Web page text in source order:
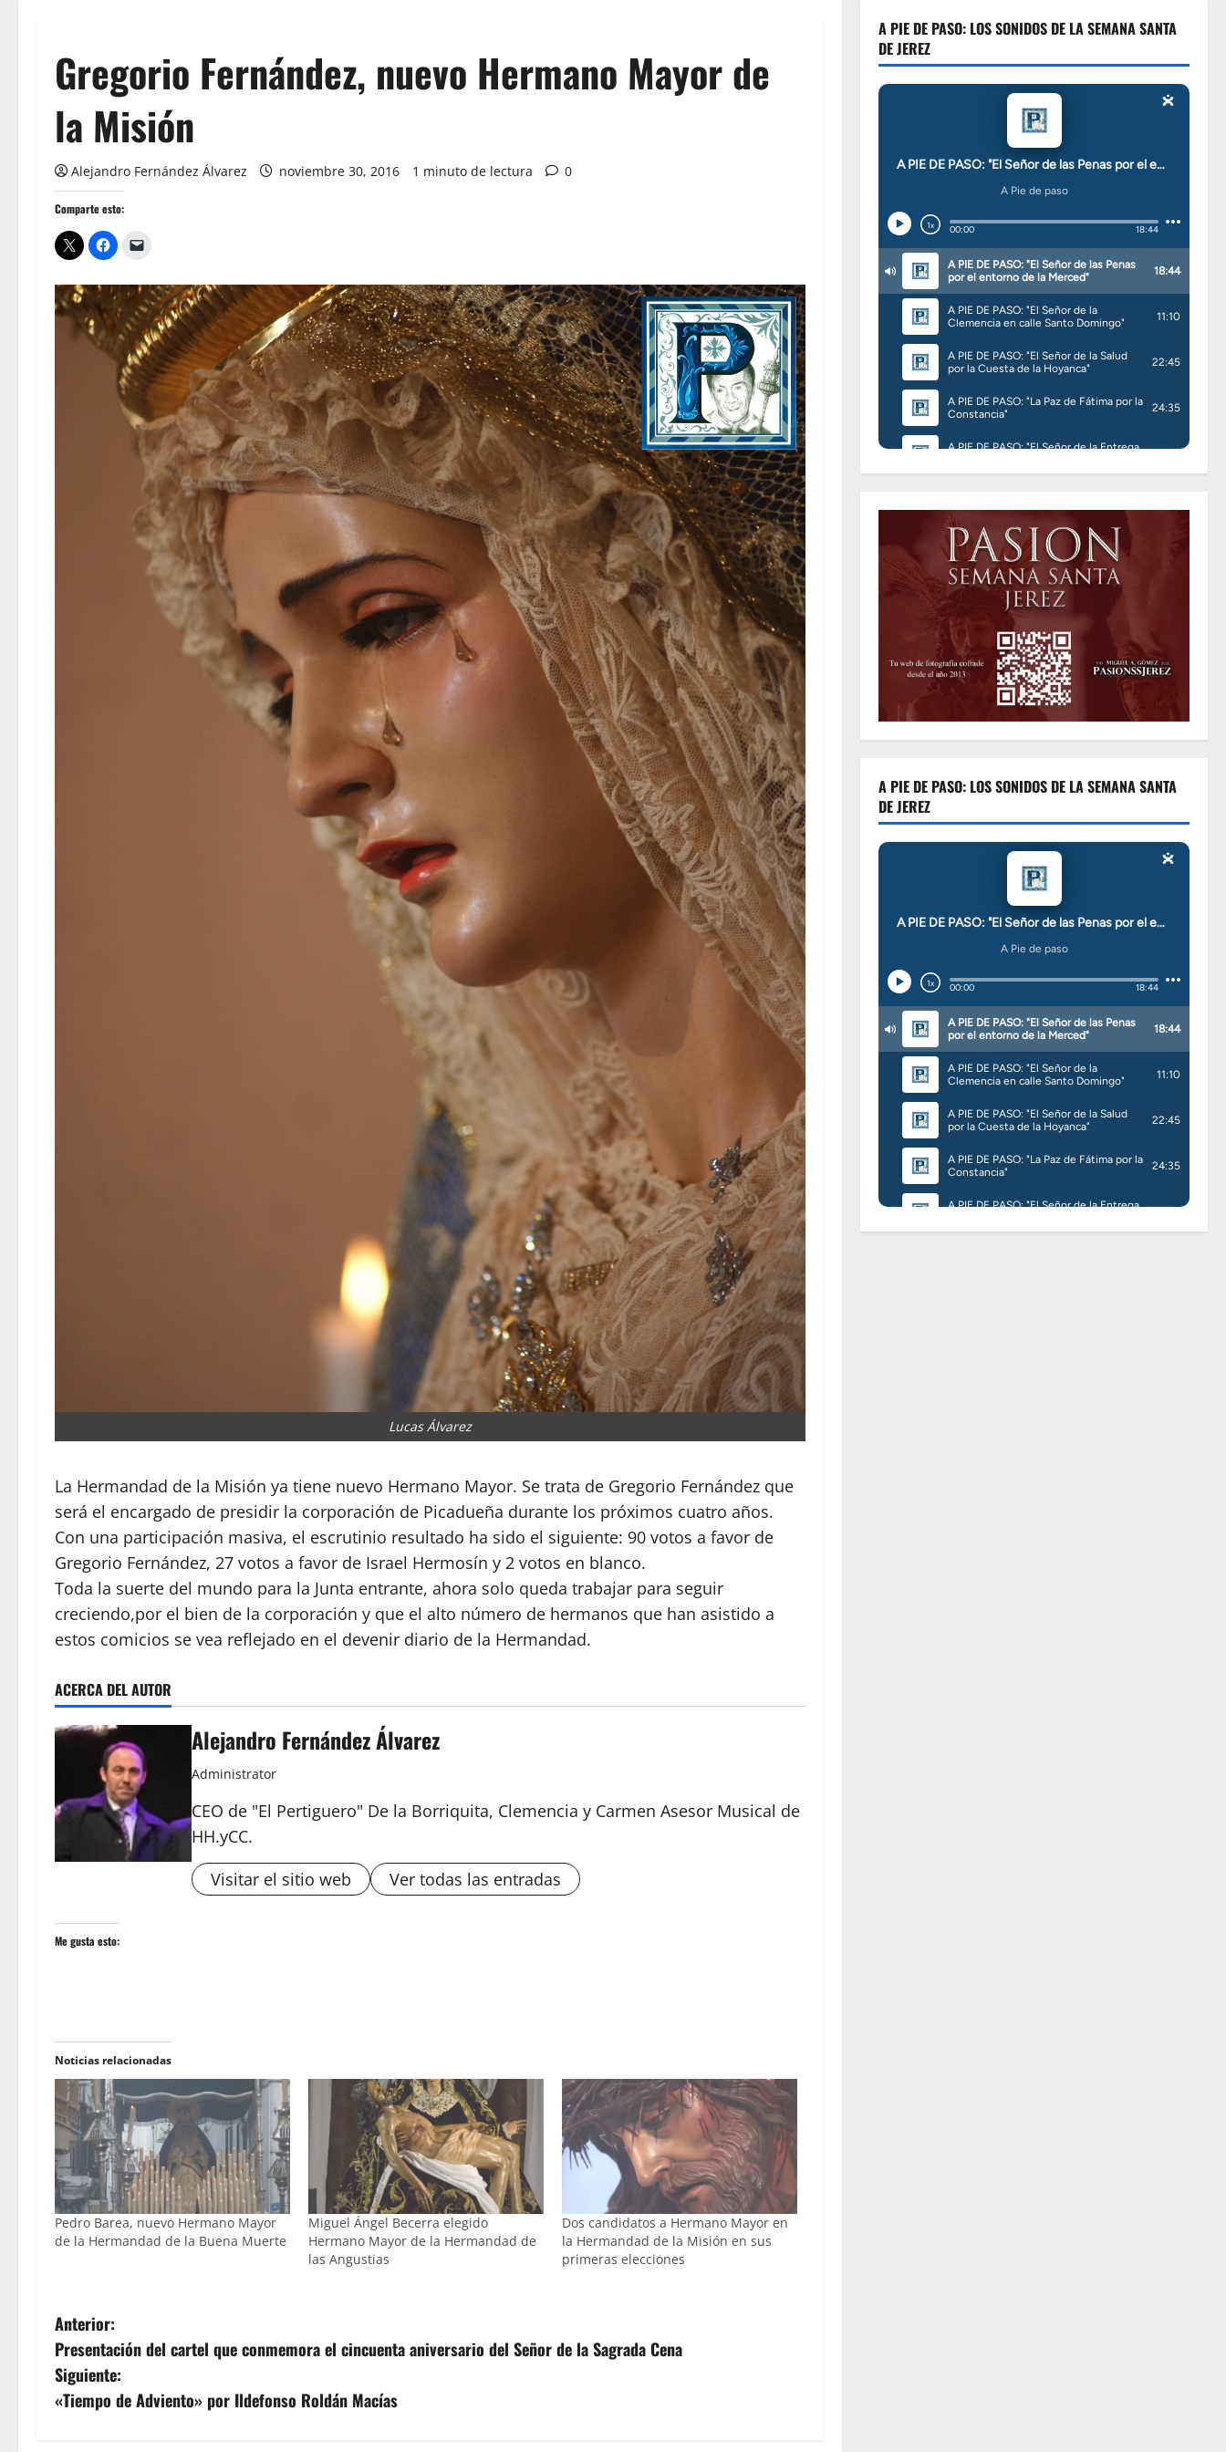
Gregorio Fernández, nuevo Hermano Mayor de
la Misión
Alejandro Fernández Álvarez noviembre 30, 2016 1 minuto de lectura 0
Comparte esto:
Lucas Álvarez
La Hermandad de la Misión ya tiene nuevo Hermano Mayor. Se trata de Gregorio Fernández que
será el encargado de presidir la corporación de Picadueña durante los próximos cuatro años.
Con una participación masiva, el escrutinio resultado ha sido el siguiente: 90 votos a favor de
Gregorio Fernández, 27 votos a favor de Israel Hermosín y 2 votos en blanco.
Toda la suerte del mundo para la Junta entrante, ahora solo queda trabajar para seguir
creciendo,por el bien de la corporación y que el alto número de hermanos que han asistido a
estos comicios se vea reflejado en el devenir diario de la Hermandad.
ACERCA DEL AUTOR
Alejandro Fernández Álvarez
Administrator
CEO de "El Pertiguero" De la Borriquita, Clemencia y Carmen Asesor Musical de
HH.yCC.
Visitar el sitio web
Ver todas las entradas
Me gusta esto:
Noticias relacionadas
Pedro Barea, nuevo Hermano Mayor
de la Hermandad de la Buena Muerte
Miguel Ángel Becerra elegido
Hermano Mayor de la Hermandad de
las Angustias
Dos candidatos a Hermano Mayor en
la Hermandad de la Misión en sus
primeras elecciones
N
a
v
Anterior:
Presentación del cartel que conmemora el cincuenta aniversario del Señor de la Sagrada Cena
Siguiente:
«Tiempo de Adviento» por Ildefonso Roldán Macías
A PIE DE PASO: LOS SONIDOS DE LA SEMANA SANTA
DE JEREZ
A PIE DE PASO: LOS SONIDOS DE LA SEMANA SANTA
DE JEREZ